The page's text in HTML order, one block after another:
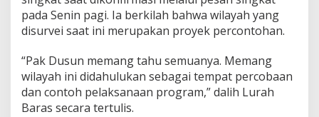
i
m
u
a
n
pada Senin pagi. Ia berkilah bahwa wilayah yang
disurvei saat ini merupakan proyek percontohan.
“Pak Dusun memang tahu semuanya. Memang
wilayah ini didahulukan sebagai tempat percobaan
dan contoh pelaksanaan program,” dalih Lurah
Baras secara tertulis.